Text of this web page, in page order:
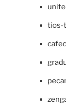
tios-